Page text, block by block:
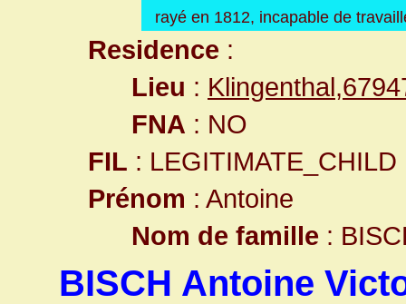
rayé en 1812, incapable de
Residence :
Lieu :
FNA : NO
FIL : LEGITIMATE_CHILD
Prénom : Antoine
Nom de famille :
BISCH Antoine